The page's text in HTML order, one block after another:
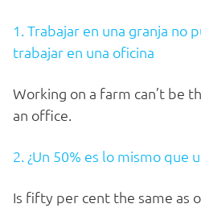
1. Trabajar en una granja no
trabajar en una oficina
Working on a farm can’t be
an office.
2. ¿Un 50% es lo mismo que
Is fifty per cent the same as